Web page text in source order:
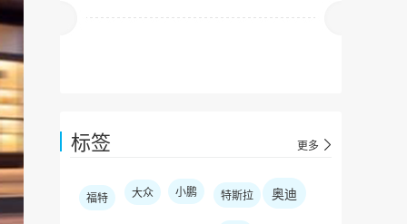
标签 更多
福特 大众 小鹏 特斯拉 奥迪